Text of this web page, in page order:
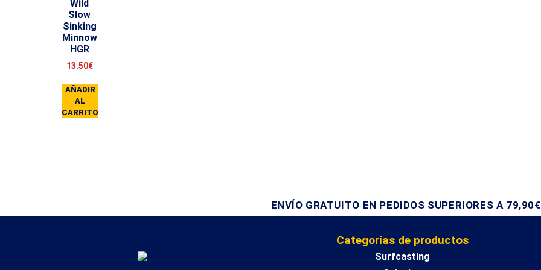
Wild
Slow
Sinking
Minnow
HGR
13.50€
AÑADIR
AL
CARRITO
ENVÍO GRATUITO EN PEDIDOS SUPERIORES A 79,90€
Categorías de productos
Surfcasting